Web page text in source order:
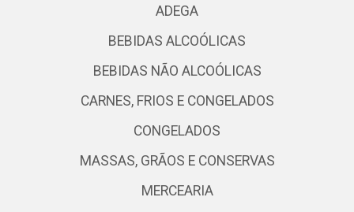
ADEGA
BEBIDAS ALCOÓLICAS
BEBIDAS NÃO ALCOÓLICAS
CARNES, FRIOS E CONGELADOS
CONGELADOS
MASSAS, GRÃOS E CONSERVAS
MERCEARIA